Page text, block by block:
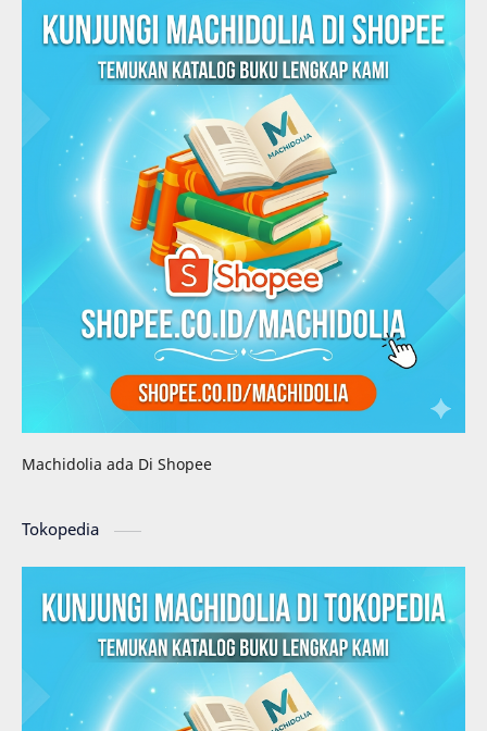
Machidolia ada Di Shopee
Tokopedia